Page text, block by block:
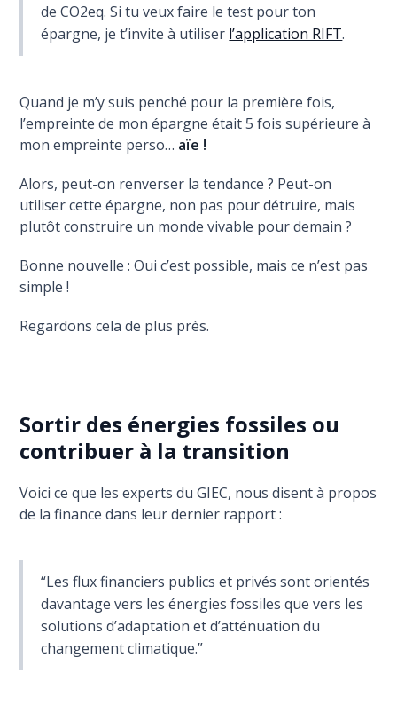
de CO2eq. Si tu veux faire le test pour ton
épargne, je t’invite à utiliser l’application RIFT.
Quand je m’y suis penché pour la première fois,
l’empreinte de mon épargne était 5 fois supérieure à
mon empreinte perso… aïe !
Alors, peut-on renverser la tendance ? Peut-on
utiliser cette épargne, non pas pour détruire, mais
plutôt construire un monde vivable pour demain ?
Bonne nouvelle : Oui c’est possible, mais ce n’est pas
simple !
Regardons cela de plus près.
Sortir des énergies fossiles ou
contribuer à la transition
Voici ce que les experts du GIEC, nous disent à propos
de la finance dans leur dernier rapport :
“Les flux financiers publics et privés sont orientés
davantage vers les énergies fossiles que vers les
solutions d’adaptation et d’atténuation du
changement climatique.”